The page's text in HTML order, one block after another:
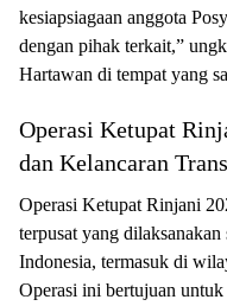
kesiapsiagaan anggota
dengan pihak terkait,”
Hartawan di tempat yang
Operasi Ketupat
dan Kelancaran
Operasi Ketupat Rinjani
terpusat yang
Indonesia, termasuk di
Operasi ini bertujuan